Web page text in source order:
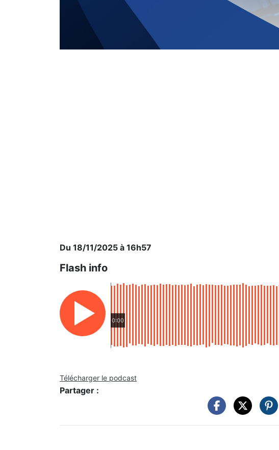
Du 18/11/2025 à 16h57
Flash info
0:00
Télécharger le podcast
Partager :